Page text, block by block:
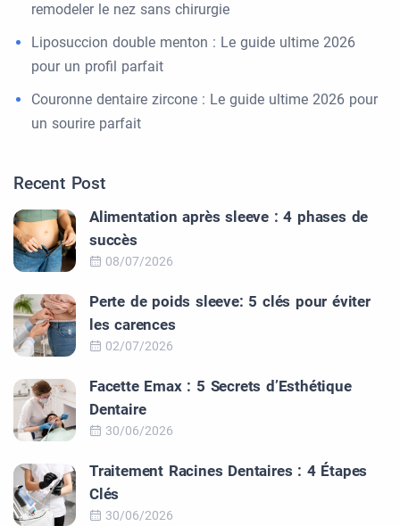
remodeler le nez sans chirurgie
Liposuccion double menton : Le guide ultime 2026
pour un profil parfait
Couronne dentaire zircone : Le guide ultime 2026 pour
un sourire parfait
Recent Post
Alimentation après sleeve : 4 phases de
succès
08/07/2026
Perte de poids sleeve: 5 clés pour éviter
les carences
02/07/2026
Facette Emax : 5 Secrets d’Esthétique
Dentaire
30/06/2026
Traitement Racines Dentaires : 4 Étapes
Clés
30/06/2026